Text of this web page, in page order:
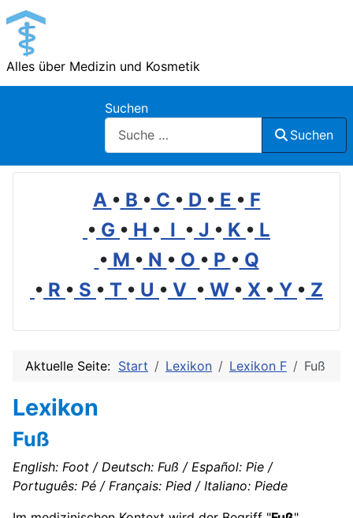
Alles über Medizin und Kosmetik
Suchen
Suchen
A • B • C • D • E • F
• G • H • I • J • K • L
• M • N • O • P • Q
• R • S • T • U • V • W • X • Y • Z
Aktuelle Seite: Start Lexikon Lexikon F Fuß
Lexikon
Fuß
English: Foot / Deutsch: Fuß / Español: Pie /
Português: Pé / Français: Pied / Italiano: Piede